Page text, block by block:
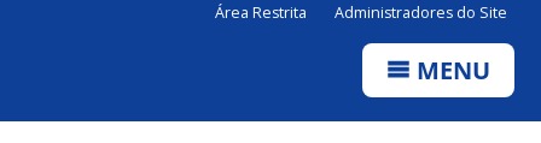
Área Restrita Administradores do Site
MENU